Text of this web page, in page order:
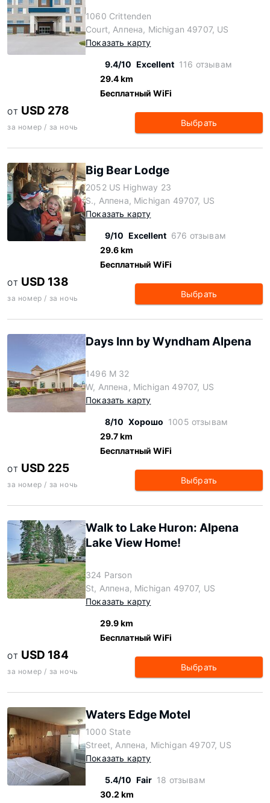
1060 Crittenden
Court, Алпена, Michigan 49707, US
Показать карту
9.4/10 Excellent 116 отзывам
29.4 km
Бесплатный WiFi
ОТ USD 278
за номер / за ночь Выбрать
Big Bear Lodge
2052 US Highway 23
S., Алпена, Michigan 49707, US
Показать карту
9/10 Excellent 676 отзывам
29.6 km
Бесплатный WiFi
ОТ USD 138
за номер / за ночь Выбрать
Days Inn by Wyndham Alpena
1496 M 32
W, Алпена, Michigan 49707, US
Показать карту
8/10 Хорошо 1005 отзывам
29.7 km
Бесплатный WiFi
ОТ USD 225
за номер / за ночь Выбрать
Walk to Lake Huron: Alpena
Lake View Home!
324 Parson
St, Алпена, Michigan 49707, US
Показать карту
29.9 km
Бесплатный WiFi
ОТ USD 184
за номер / за ночь Выбрать
Waters Edge Motel
1000 State
Street, Алпена, Michigan 49707, US
Показать карту
5.4/10 Fair 18 отзывам
30.2 km